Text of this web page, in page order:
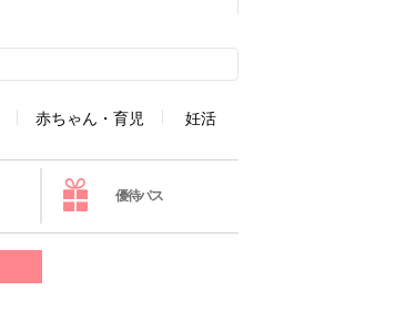
赤ちゃん・育児 妊活
優待パス